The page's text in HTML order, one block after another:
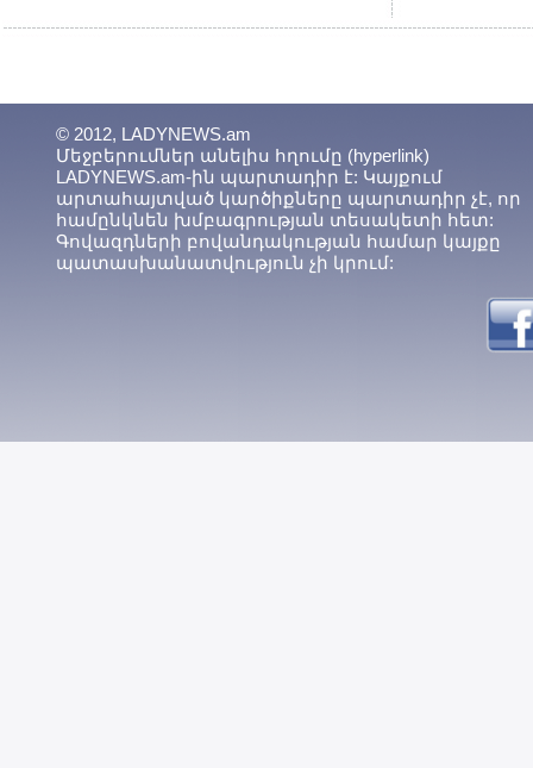
© 2012, LADYNEWS.am
Մեջբերումներ անելիս հղումը (hyperlink)
LADYNEWS.am-ին պարտադիր է: Կայքում
արտահայտված կարծիքները պարտադիր չէ, որ
համընկնեն խմբագրության տեսակետի հետ:
Գովազդների բովանդակության համար կայքը
պատասխանատվություն չի կրում: